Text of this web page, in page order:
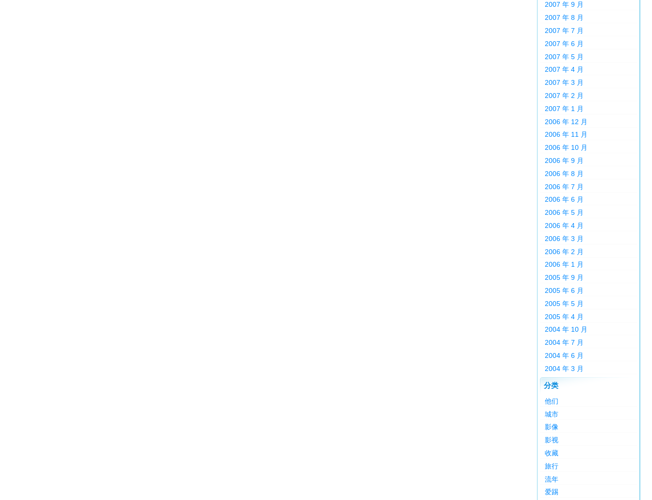
2007 年 9 月
2007 年 8 月
2007 年 7 月
2007 年 6 月
2007 年 5 月
2007 年 4 月
2007 年 3 月
2007 年 2 月
2007 年 1 月
2006 年 12 月
2006 年 11 月
2006 年 10 月
2006 年 9 月
2006 年 8 月
2006 年 7 月
2006 年 6 月
2006 年 5 月
2006 年 4 月
2006 年 3 月
2006 年 2 月
2006 年 1 月
2005 年 9 月
2005 年 6 月
2005 年 5 月
2005 年 4 月
2004 年 10 月
2004 年 7 月
2004 年 6 月
2004 年 3 月
分类
他们
城市
影像
影视
收藏
旅行
流年
爱踢